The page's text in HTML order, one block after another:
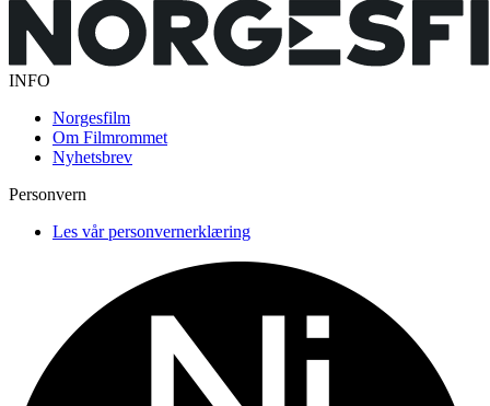
INFO
Norgesfilm
Om Filmrommet
Nyhetsbrev
Personvern
Les vår personvernerklæring